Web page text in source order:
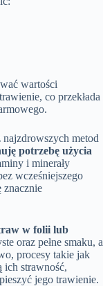
wartości
co przekłada
metod
potrzebę użycia
i minerały
wcześniejszego
znacznie
w folii lub
oraz pełne smaku, a
procesy takie jak
ich strawność,
jego trawienie.